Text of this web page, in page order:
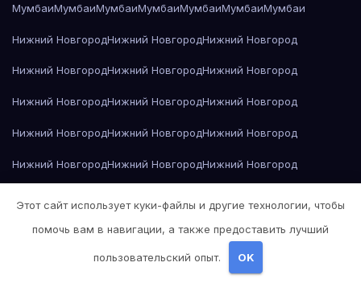
МумбаиМумбаиМумбаиМумбаиМумбаиМумбаиМумбаи
Нижний НовгородНижний НовгородНижний Новгород
Нижний НовгородНижний НовгородНижний Новгород
Нижний НовгородНижний НовгородНижний Новгород
Нижний НовгородНижний НовгородНижний Новгород
Нижний НовгородНижний НовгородНижний Новгород
Нижний Новгород Николай Гоголь — Мёртвые души
Николай Гоголь — Мёртвые души
Этот сайт использует куки-файлы и другие технологии, чтобы
помочь вам в навигации, а также предоставить лучший
пользовательский опыт. OK